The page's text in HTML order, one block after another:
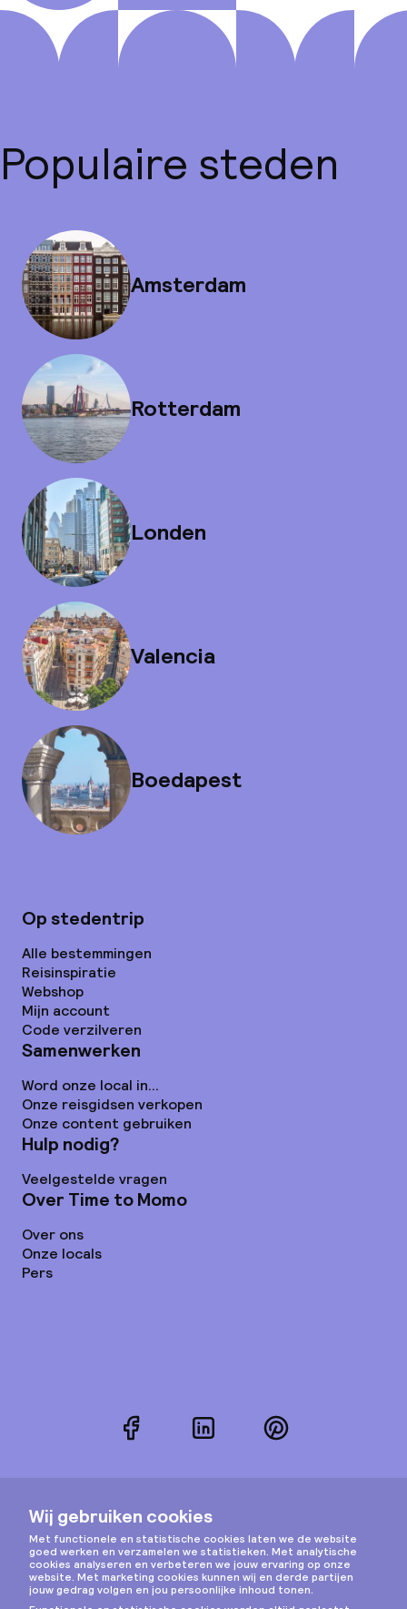
Populaire steden
Amsterdam
Rotterdam
Londen
Valencia
Boedapest
Op stedentrip
Alle bestemmingen
Reisinspiratie
Webshop
Mijn account
Code verzilveren
Samenwerken
Word onze local in...
Onze reisgidsen verkopen
Onze content gebruiken
Hulp nodig?
Veelgestelde vragen
Over Time to Momo
Over ons
Onze locals
Pers
FacebookLinkedInPinterest
Instagram